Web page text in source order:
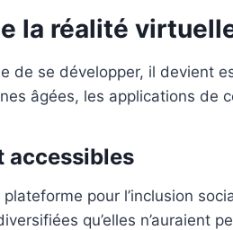
la réalité
de se développer, il devient
âgées, les applications
accessibles
pour l’inclusion
qu’elles n’auraient